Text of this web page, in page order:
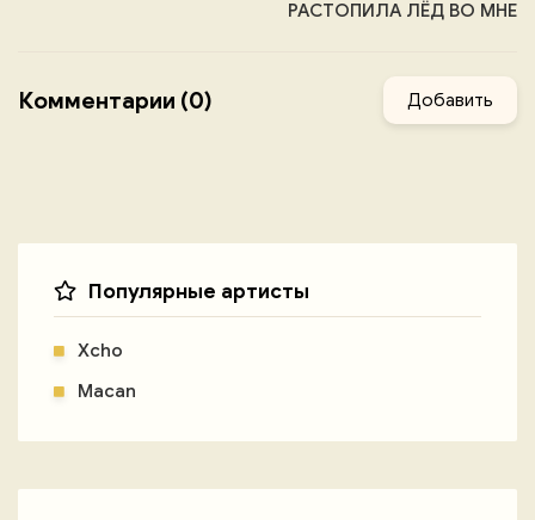
РАСТОПИЛА ЛЁД ВО МНЕ
Комментарии (0) Добавить
Популярные артисты
Xcho
Macan